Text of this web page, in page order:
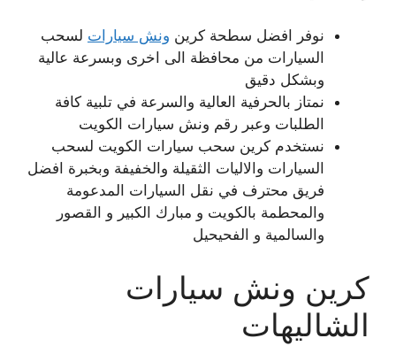
نوفر افضل سطحة كرين ونش سيارات لسحب
السيارات من محافظة الى اخرى وبسرعة عالية
وبشكل دقيق
نمتاز بالحرفية العالية والسرعة في تلبية كافة
الطلبات وعبر رقم ونش سيارات الكويت
نستخدم كرين سحب سيارات الكويت لسحب
السيارات والاليات الثقيلة والخفيفة وبخبرة افضل
فريق محترف في نقل السيارات المدعومة
والمحطمة بالكويت و مبارك الكبير و القصور
والسالمية و الفحيحيل
كرين ونش سيارات
الشاليهات